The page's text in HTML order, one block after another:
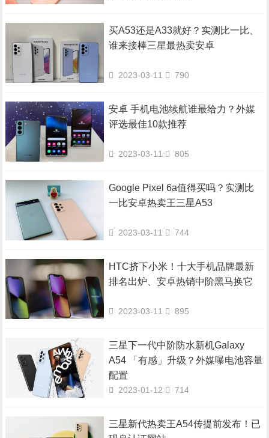
买A53还是A33就好？实测比一比、
谁来接棒三星最热卖安卓
2023-03-11 790
安卓 手机电池续航谁最给力？外媒
评选最佳10款推荐
2023-03-11 805
Google Pixel 6a值得买吗？实测比
一比安卓热卖王三星A53
2023-03-11 744
HTC挤下小米！十大手机品牌最新
排名出炉、安卓热销中阶黑马换它
2023-03-11 895
三星下一代中阶防水新机Galaxy
A54 「有感」升级？外媒曝电池容量
配置
2023-01-12 714
三星新代热卖王A54传提前发布！已